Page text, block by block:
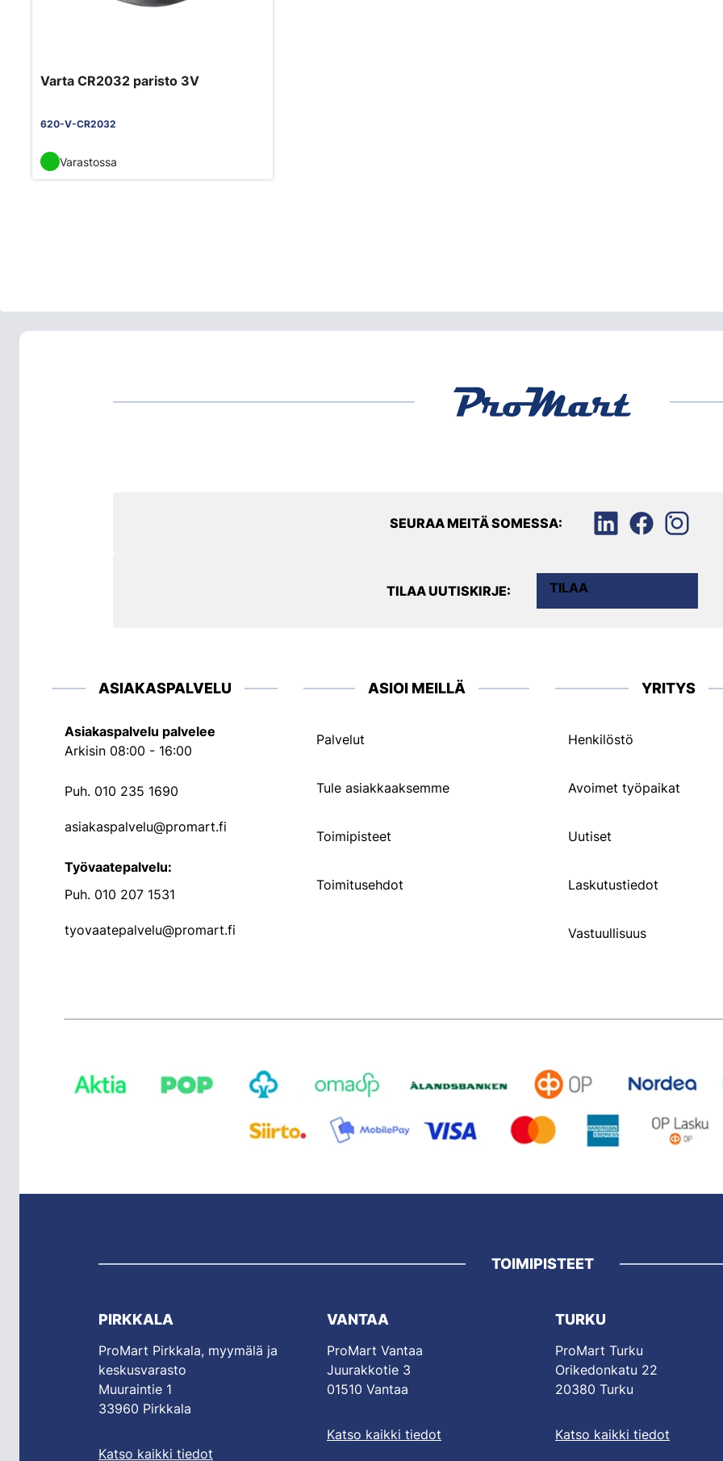
Varta CR2032 paristo 3V
620-V-CR2032
Varastossa
SEURAA MEITÄ SOMESSA:
TILAA UUTISKIRJE: TILAA
ASIAKASPALVELU
Asiakaspalvelu palvelee
Arkisin 08:00 - 16:00
Puh. 010 235 1690
asiakaspalvelu@promart.fi
Työvaatepalvelu:
Puh. 010 207 1531
tyovaatepalvelu@promart.fi
ASIOI MEILLÄ
Palvelut
Tule asiakkaaksemme
Toimipisteet
Toimitusehdot
YRITYS
Henkilöstö
Avoimet työpaikat
Uutiset
Laskutustiedot
Vastuullisuus
TOIMIPISTEET
PIRKKALA
ProMart Pirkkala, myymälä ja
keskusvarasto
Muuraintie 1
33960 Pirkkala
Katso kaikki tiedot
VANTAA
ProMart Vantaa
Juurakkotie 3
01510 Vantaa
Katso kaikki tiedot
TURKU
ProMart Turku
Orikedonkatu 22
20380 Turku
Katso kaikki tiedot